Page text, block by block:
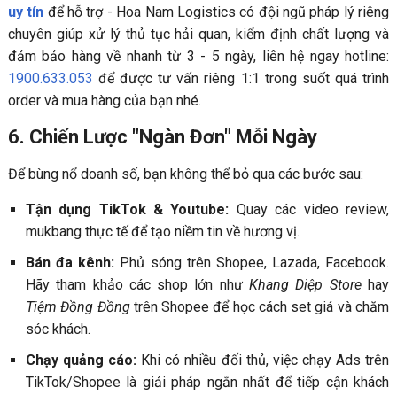
uy tín để hỗ trợ - Hoa Nam Logistics có đội ngũ pháp lý riêng
chuyên giúp xử lý thủ tục hải quan, kiểm định chất lượng và
đảm bảo hàng về nhanh từ 3 - 5 ngày, liên hệ ngay hotline:
1900.633.053 để được tư vấn riêng 1:1 trong suốt quá trình
order và mua hàng của bạn nhé.
6. Chiến Lược "Ngàn Đơn" Mỗi Ngày
Để bùng nổ doanh số, bạn không thể bỏ qua các bước sau:
Tận dụng TikTok & Youtube: Quay các video review,
mukbang thực tế để tạo niềm tin về hương vị.
Bán đa kênh: Phủ sóng trên Shopee, Lazada, Facebook.
Hãy tham khảo các shop lớn nhưKhang Diệp Storehay
Tiệm Đồng Đồngtrên Shopee để học cách set giá và chăm
sóc khách.
Chạy quảng cáo: Khi có nhiều đối thủ, việc chạy Ads trên
TikTok/Shopee là giải pháp ngắn nhất để tiếp cận khách